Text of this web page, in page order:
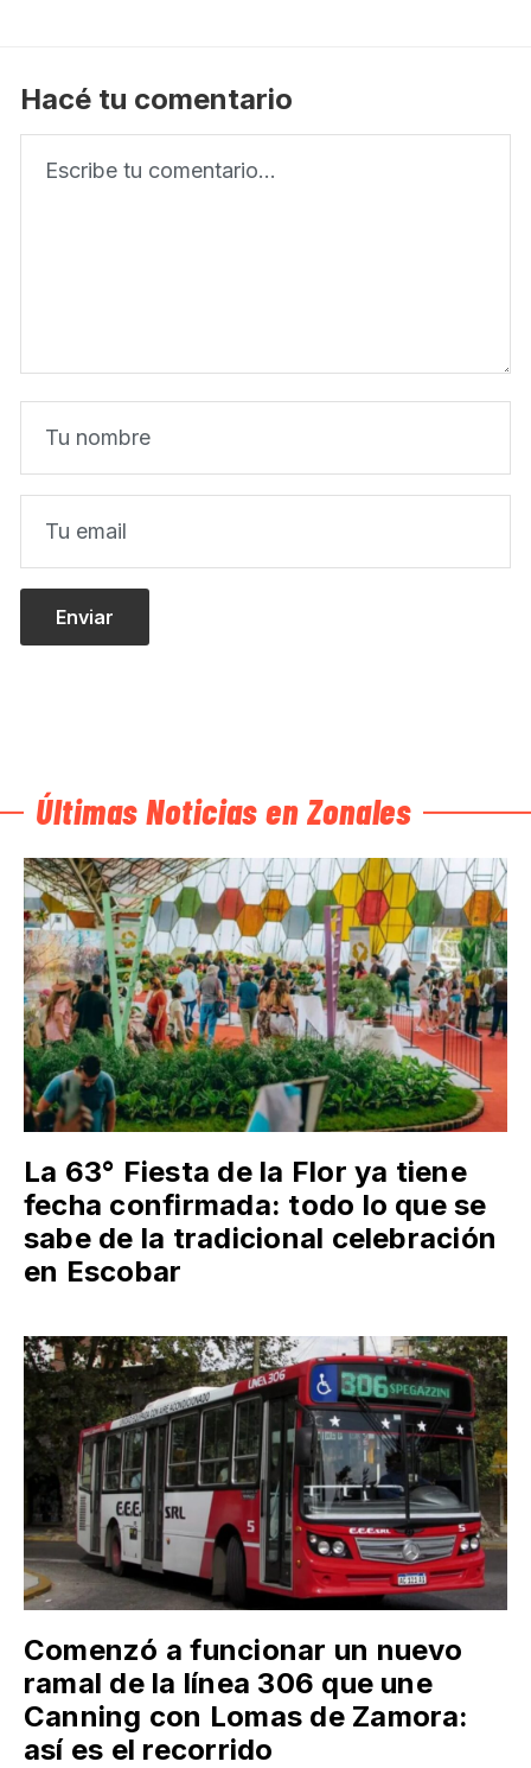
Hacé tu comentario
Últimas Noticias en Zonales
La 63° Fiesta de la Flor ya tiene
fecha confirmada: todo lo que se
sabe de la tradicional celebración
en Escobar
Comenzó a funcionar un nuevo
ramal de la línea 306 que une
Canning con Lomas de Zamora:
así es el recorrido